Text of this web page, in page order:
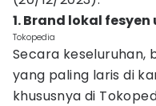
1. Brand lokal
Tokopedia
Secara
yang paling laris di
khususnya di